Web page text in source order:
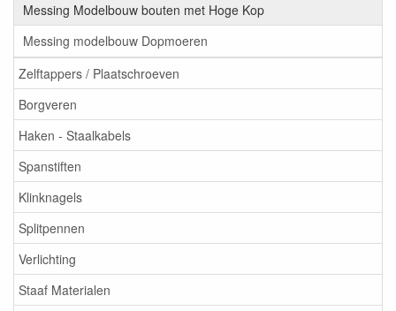
Messing Modelbouw bouten met Hoge Kop
Messing modelbouw Dopmoeren
Zelftappers / Plaatschroeven
Borgveren
Haken - Staalkabels
Spanstiften
Klinknagels
Splitpennen
Verlichting
Staaf Materialen